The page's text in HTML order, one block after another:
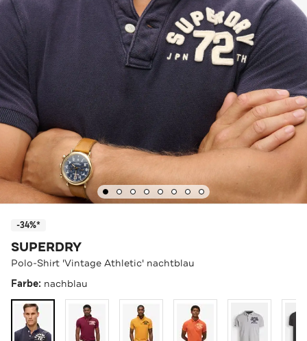
-34%*
SUPERDRY
Polo-Shirt 'Vintage Athletic' nachtblau
Farbe: nachblau